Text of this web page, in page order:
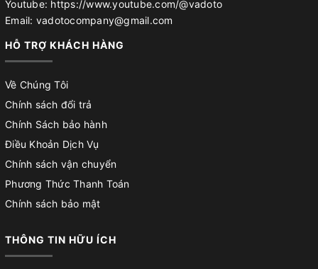
Youtube: https://www.youtube.com/@vadoto
Email: vadotocompany@gmail.com
HỖ TRỢ KHÁCH HÀNG
Về Chúng Tôi
Chính sách đổi trả
Chính Sách bảo hành
Điều Khoản Dịch Vụ
Chính sách vận chuyển
Phương Thức Thanh Toán
Chính sách bảo mật
THÔNG TIN HỮU ÍCH